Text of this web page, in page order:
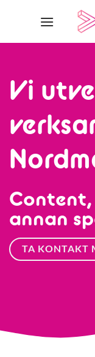
Vi
Content,
annan
TA KONTAKT